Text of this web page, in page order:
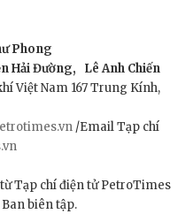
Phong
Hải Đường,
Lê Anh Chiến
Việt Nam 167 Trung Kính,
/Email Tạp chí
Tạp chí điện tử PetroTimes
biên tập.